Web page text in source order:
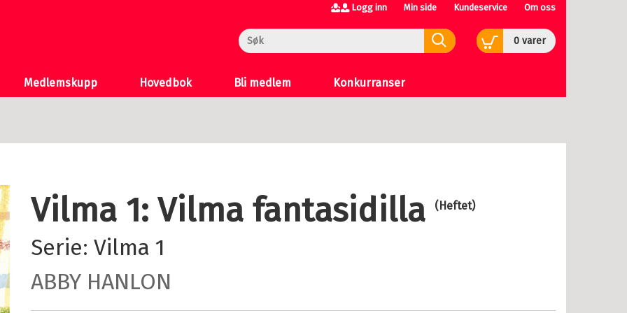
Logg inn Min side Kundeservice Om oss
0 varer
Medlemskupp
Hovedbok Bli medlem Konkurranser
Vilma 1: Vilma fantasidilla (Heftet)
Serie: Vilma 1
ABBY HANLON